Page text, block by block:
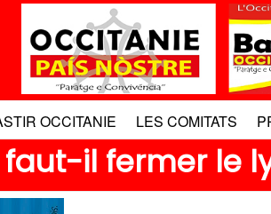
OCCITANIE LES COMITATS
il fermer le